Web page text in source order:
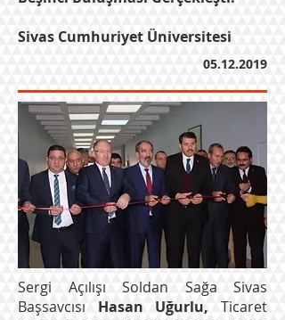
Sivas Cumhuriyet Üniversitesi
05.12.2019
Sergi Açılışı Soldan Sağa Sivas
Başsavcısı Hasan Uğurlu, Ticaret